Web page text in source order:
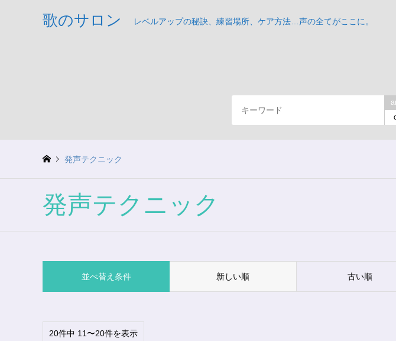
歌のサロン レベルアップの秘訣、練習場所、ケア方法…声の全てがここに。
発声テクニック
発声テクニック
並べ替え条件 新しい順 古い順
20件中 11〜20件を表示